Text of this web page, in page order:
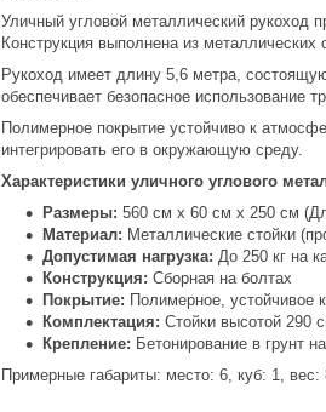
Уличный угловой металлический рукоход
Конструкция выполнена из
Рукоход имеет длину 5,6 метра,
обеспечивает безопасное использование
Полимерное покрытие устойчиво к
интегрировать его в окружающую среду.
Характеристики уличного углового
Размеры: 560 см x 60 см x 250 см
Материал: Металлические стойки
Допустимая нагрузка: До 250 кг на
Конструкция: Сборная на болтах
Покрытие: Полимерное, устойчивое
Комплектация: Стойки высотой 290
Крепление: Бетонирование в грунт
Примерные габариты: место: 6, куб: 1, вес: